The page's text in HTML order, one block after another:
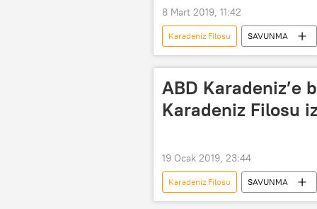
8 Mart 2019, 11:42
Karadeniz Filosu SAVUNMA
Novorossiysk
Aleksey Rulyov
ABD Karadeniz’e
Karadeniz Filosu
19 Ocak 2019, 23:44
Karadeniz Filosu SAVUNMA
Karadeniz
Matthew J. Powell